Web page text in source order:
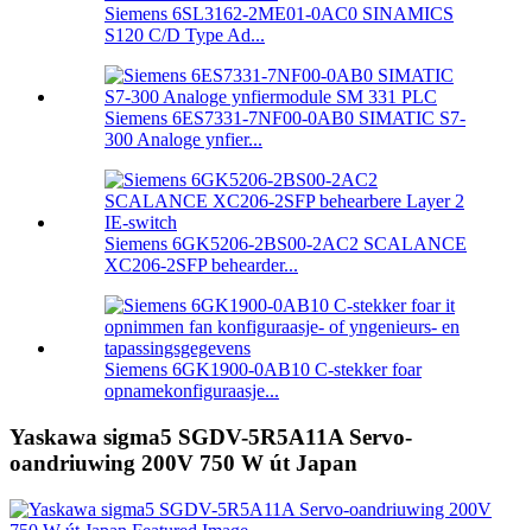
Siemens 6SL3162-2ME01-0AC0 SINAMICS
S120 C/D Type Ad...
Siemens 6ES7331-7NF00-0AB0 SIMATIC S7-
300 Analoge ynfier...
Siemens 6GK5206-2BS00-2AC2 SCALANCE
XC206-2SFP behearder...
Siemens 6GK1900-0AB10 C-stekker foar
opnamekonfiguraasje...
Yaskawa sigma5 SGDV-5R5A11A Servo-
oandriuwing 200V 750 W út Japan